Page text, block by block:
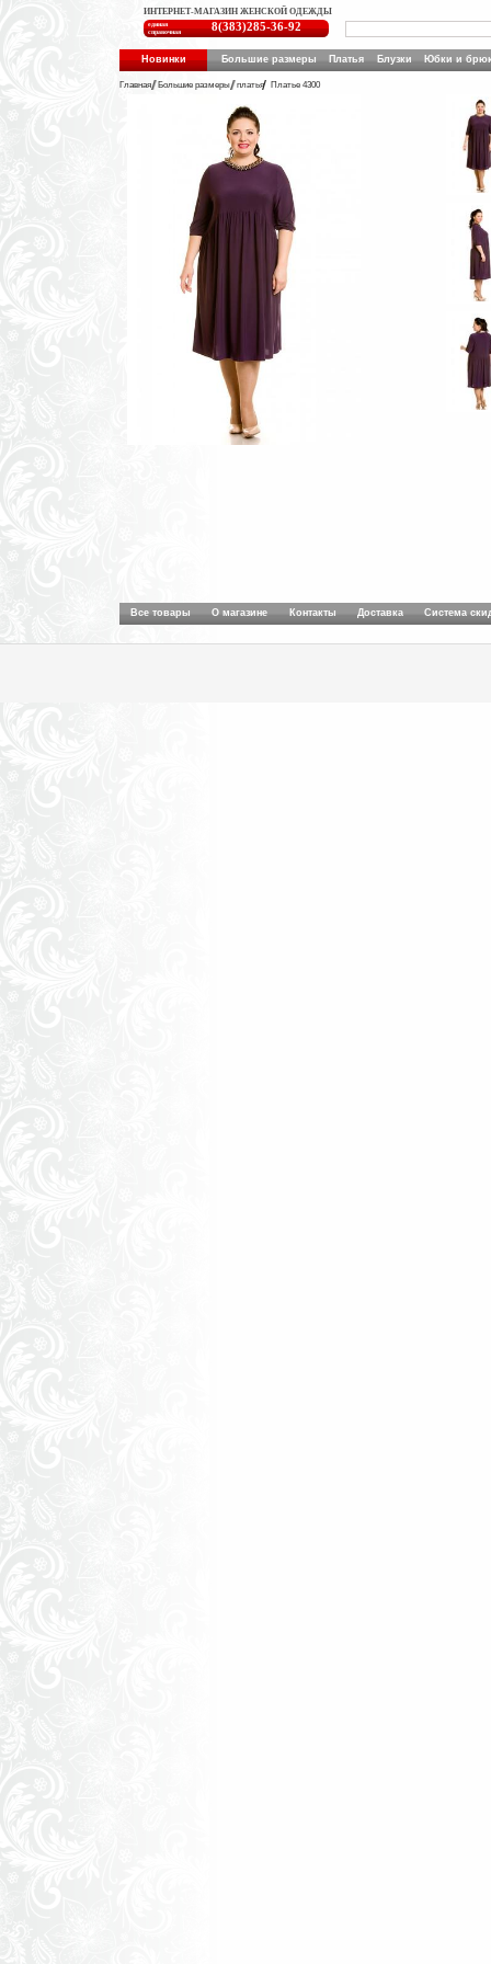
ИНТЕРНЕТ-МАГАЗИН ЖЕНСКОЙ ОДЕЖДЫ
единая
справочная
8(383)285-36-92
Новинки Большие размеры Платья Блузки Юбки и
Главная Большие размеры платья Платье 4300
Все товары О магазине Контакты Доставка Система